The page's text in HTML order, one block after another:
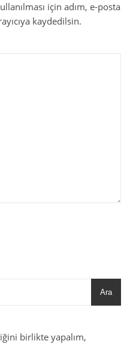
için adım, e-posta
kaydedilsin.
Ara
birlikte yapalım,